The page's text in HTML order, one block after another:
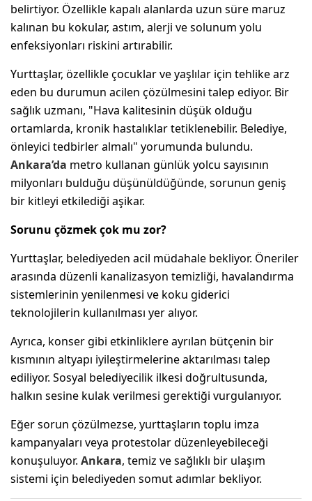
belirtiyor. Özellikle kapalı alanlarda uzun süre maruz
kalınan bu kokular, astım, alerji ve solunum yolu
enfeksiyonları riskini artırabilir.
Yurttaşlar, özellikle çocuklar ve yaşlılar için tehlike arz
eden bu durumun acilen çözülmesini talep ediyor. Bir
sağlık uzmanı, "Hava kalitesinin düşük olduğu
ortamlarda, kronik hastalıklar tetiklenebilir. Belediye,
önleyici tedbirler almalı" yorumunda bulundu.
Ankara’da metro kullanan günlük yolcu sayısının
milyonları bulduğu düşünüldüğünde, sorunun geniş
bir kitleyi etkilediği aşikar.
Sorunu çözmek çok mu zor?
Yurttaşlar, belediyeden acil müdahale bekliyor. Öneriler
arasında düzenli kanalizasyon temizliği, havalandırma
sistemlerinin yenilenmesi ve koku giderici
teknolojilerin kullanılması yer alıyor.
Ayrıca, konser gibi etkinliklere ayrılan bütçenin bir
kısmının altyapı iyileştirmelerine aktarılması talep
ediliyor. Sosyal belediyecilik ilkesi doğrultusunda,
halkın sesine kulak verilmesi gerektiği vurgulanıyor.
Eğer sorun çözülmezse, yurttaşların toplu imza
kampanyaları veya protestolar düzenleyebileceği
konuşuluyor. Ankara, temiz ve sağlıklı bir ulaşım
sistemi için belediyeden somut adımlar bekliyor.